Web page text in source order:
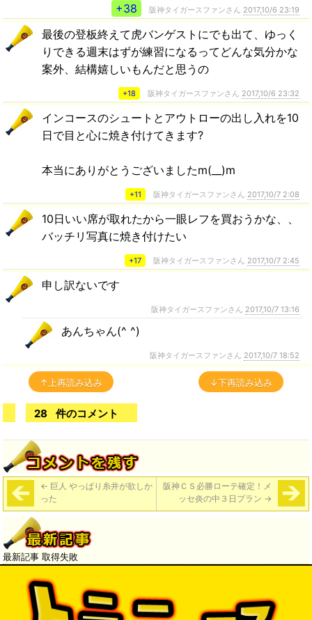
+38
阪神タイガースファンさん 2017,10/6 23:19
最後の登板終えて虎バンゲストにでも出て、ゆっく
りできる週末はずが練習になるってどんな気分かな
案外、結構嬉しいもんだと思うの
+18 阪神タイガースファンさん 2017,10/6 23:32
インコースのシュートとアウトローの出し入れを10
日で目と心に焼き付けてきます?
本当にありがとうございましたm(__)m
+11 阪神タイガースファンさん 2017,10/7 2:08
10日いい席が取れたから一眼レフを買おうかな、、
バッチリ写真に焼き付けたい
+17 阪神タイガースファンさん 2017,10/7 2:45
申し訳ないです
阪神タイガースファンさん 2017,10/7 13:16
あんちゃん(^ ^)
阪神タイガースファンさん 2017,10/7 18:52
↑上再読み込み ↓下再読み込み
28 件のコメント
← 巨人 やっぱり糸井が欲しか
った
阪神ＣＳ必勝ローテ確定！メ
ッセ炎の中３日プラン →
最新記事 取得失敗